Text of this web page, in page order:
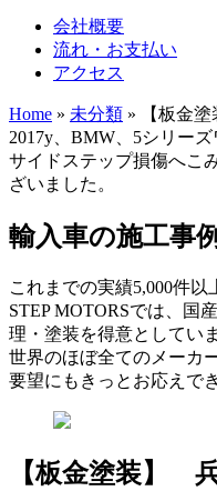
会社概要
流れ・お支払い
アクセス
Home » 未分類 » 【板金
2017y、BMW、5シリー
サイドステップ損傷へこ
ざいました。
輸入車の施工事例
これまでの実績5,000件以
STEP MOTORSでは、国
理・塗装を得意としていま
世界のほぼ全てのメーカ
要望にもきっとお応えで
【板金塗装】